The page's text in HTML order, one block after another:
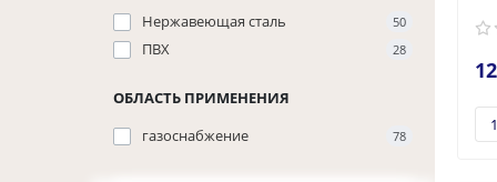
Нержавеющая сталь
50
ПВХ 28
ОБЛАСТЬ ПРИМЕНЕНИЯ
газоснабжение
78